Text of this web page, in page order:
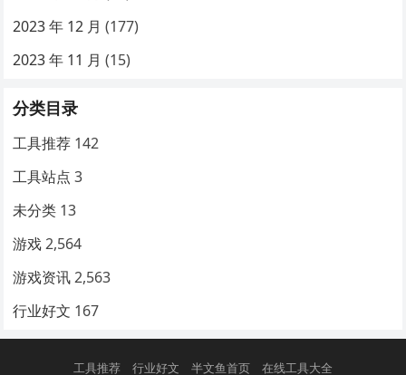
2023 年 12 月 (177)
2023 年 11 月 (15)
分类目录
工具推荐 142
工具站点 3
未分类 13
游戏 2,564
游戏资讯 2,563
行业好文 167
工具推荐 行业好文 半文鱼首页 在线工具大全